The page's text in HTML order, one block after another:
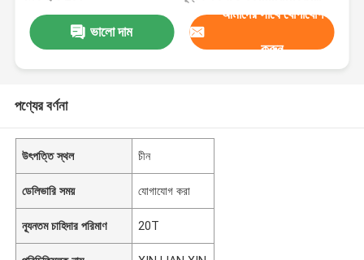
ভালো দাম
আমাদের সাথে যোগাযোগ
করুন
পণ্যের বর্ণনা
উৎপত্তি স্থল চীন
ডেলিভারি সময় যোগাযোগ করা
ন্যূনতম চাহিদার পরিমাণ 20T